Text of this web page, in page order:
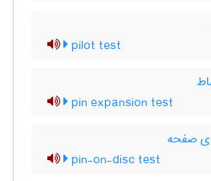
pilot test
pin expansion test
صفحه
pin-on-disc test